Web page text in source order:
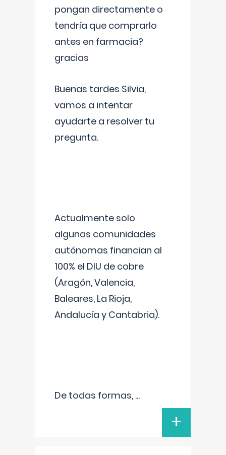
pongan directamente o
tendría que comprarlo
antes en farmacia?
gracias
Buenas tardes Silvia,
vamos a intentar
ayudarte a resolver tu
pregunta.
Actualmente solo
algunas comunidades
autónomas financian al
100% el DIU de cobre
(Aragón, Valencia,
Baleares, La Rioja,
Andalucía y Cantabria).
De todas formas, ...
+